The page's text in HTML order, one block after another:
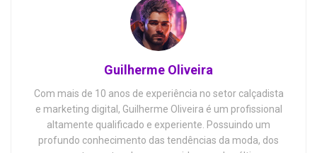
Guilherme Oliveira
Com mais de 10 anos de experiência no setor calçadista
e marketing digital, Guilherme Oliveira é um profissional
altamente qualificado e experiente. Possuindo um
profundo conhecimento das tendências da moda, dos